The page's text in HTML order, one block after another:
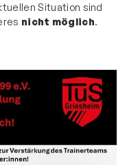
Situation sind
nicht möglich.